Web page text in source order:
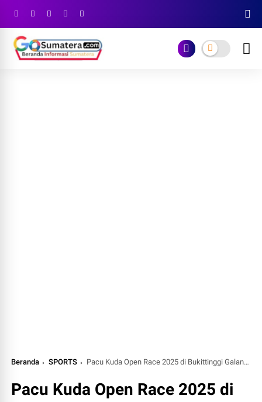
Beranda SPORTS Pacu Kuda Open Race 2025 di Bukittinggi Galang Dana untuk Korban Bencana Sumbar
Pacu Kuda Open Race 2025 di